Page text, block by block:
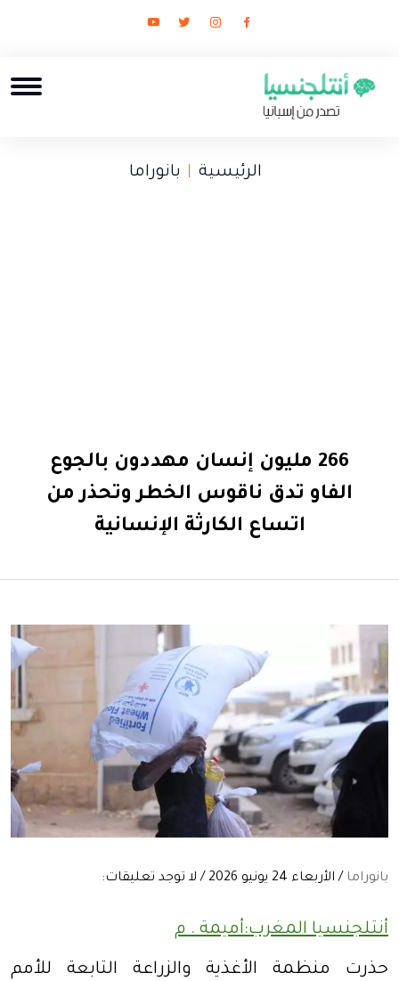
الرئيسية بانوراما
266 مليون إنسان مهددون بالجوع
الفاو تدق ناقوس الخطر وتحذر من
اتساع الكارثة الإنسانية
بانوراما / الأربعاء 24 يونيو 2026 / لا توجد تعليقات:
أنتلجنسيا المغرب:أميمة . م
حذرت منظمة الأغذية والزراعة التابعة للأمم